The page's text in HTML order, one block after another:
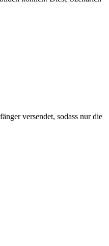
versendet, sodass nur die